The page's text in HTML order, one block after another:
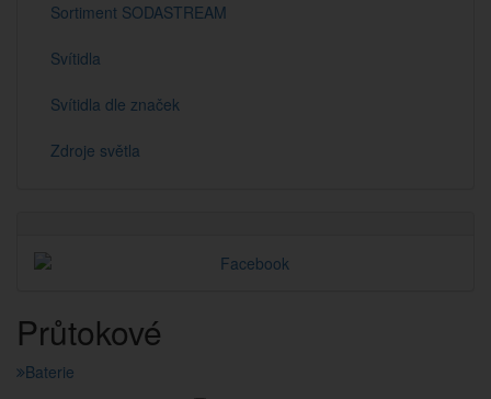
Sortiment SODASTREAM
Svítidla
Svítidla dle značek
Zdroje světla
Průtokové
Baterie